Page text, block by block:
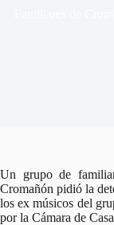
Un grupo de
Cromañón pidió la
los ex músicos del
por la Cámara de